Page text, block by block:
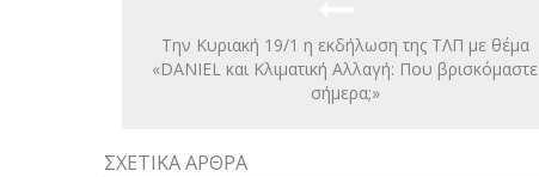
Την Κυριακή 19/1 η εκδήλωση της ΤΛΠ με θέμα
«DANIEL και Κλιματική Αλλαγή: Που βρισκόμαστε
σήμερα;»
ΣΧΕΤΙΚΆ ΆΡΘΡΑ